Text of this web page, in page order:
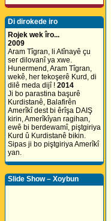
Di dirokede iro
Rojek wek îro...
2009
Aram Tîgran, li Atînayê çu
ser dilovanî ya xwe.
Hunermend, Aram Tîgran,
wekê, her tekoşerê Kurd, di
dilê meda dijî ! 2014
Ji bo parastina başurê
Kurdistanê, Balafirên
Amerîkî dest bi êrîşa DAIŞ
kirin, Amerîkîyan ragihan,
ewê bi berdewamî, piştgiriya
Kurd û Kurdistanê bikin.
Sipas ji bo piştgiriya Amerîkî
yan.
Slide Show – Xoybun